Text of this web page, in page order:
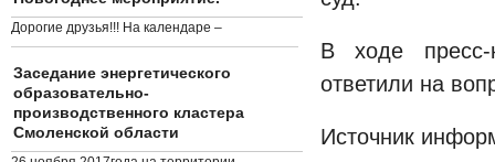
В ходе
ответили на
Источник
Дорогие друзья!!! На календаре –
Заседание энергетического
образовательно-
производственного кластера
Смоленской области